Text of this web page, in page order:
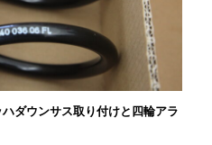
ダウンサス取り付けと四輪アラ